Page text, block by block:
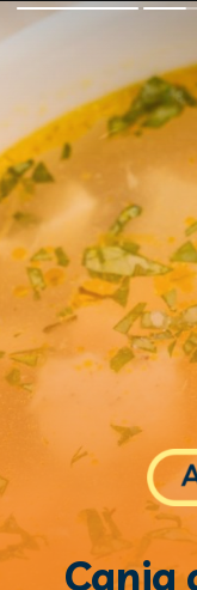
Canja